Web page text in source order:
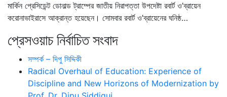
মার্কিন প্রেসিডেন্ট ডোনাল্ড ট্রাম্পের জাতীয় নিরাপত্তা উপদেষ্টা রবার্ট ও’ব্রায়েন
করোনাভাইরাসে আক্রান্ত হয়েছেন। সোমবার রবার্ট ও’ব্রায়েনের ঘনিষ্ঠ…
প্রেসওয়াচ নির্বাচিত সংবাদ
সম্পর্ক – দিপু সিদ্দিকী
Radical Overhaul of Education: Experience of
Discipline and New Horizons of Modernization by